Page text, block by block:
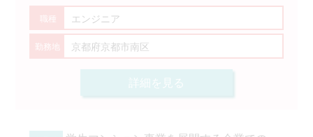
エンジニア
京都府京都市南区
詳細を見る